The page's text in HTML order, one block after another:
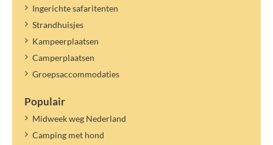
Ingerichte safaritenten
Strandhuisjes
Kampeerplaatsen
Camperplaatsen
Groepsaccommodaties
Populair
Midweek weg Nederland
Camping met hond